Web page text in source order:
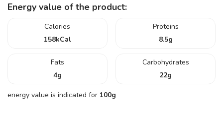
Energy value of the product:
Calories
158kCal
Proteins
8.5g
Fats
4g
Carbohydrates
22g
energy value is indicated for 100g